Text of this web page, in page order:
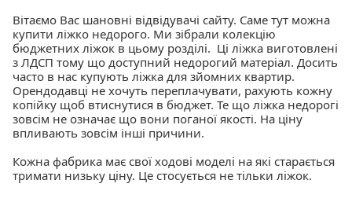
Вітаємо Вас шановні відвідувачі сайту. Саме тут можна
купити ліжко недорого. Ми зібрали колекцію
бюджетних ліжок в цьому розділі. Ці ліжка виготовлені
з ЛДСП тому що доступний недорогий матеріал. Досить
часто в нас купують ліжка для зйомних квартир.
Орендодавці не хочуть переплачувати, рахують кожну
копійку щоб втиснутися в бюджет. Те що ліжка недорогі
зовсім не означає що вони поганої якості. На ціну
впливають зовсім інші причини.
Кожна фабрика має свої ходові моделі на які старається
тримати низьку ціну. Це стосується не тільки ліжок.